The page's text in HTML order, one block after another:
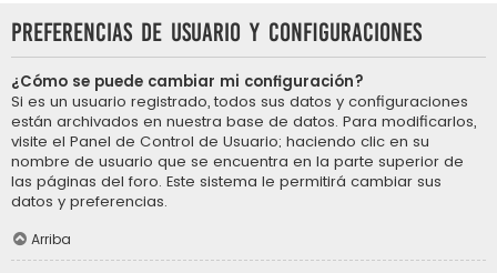
Preferencias de usuario y configuraciones
¿Cómo se puede cambiar mi configuración?
Si es un usuario registrado, todos sus datos y configuraciones
están archivados en nuestra base de datos. Para modificarlos,
visite el Panel de Control de Usuario; haciendo clic en su
nombre de usuario que se encuentra en la parte superior de
las páginas del foro. Este sistema le permitirá cambiar sus
datos y preferencias.
Arriba